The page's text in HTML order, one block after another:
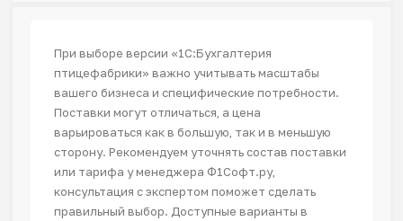
При выборе версии «1С:Бухгалтерия
птицефабрики» важно учитывать масштабы
вашего бизнеса и специфические потребности.
Поставки могут отличаться, а цена
варьироваться как в большую, так и в меньшую
сторону. Рекомендуем уточнять состав поставки
или тарифа у менеджера Ф1Софт.ру,
консультация с экспертом поможет сделать
правильный выбор. Доступные варианты в